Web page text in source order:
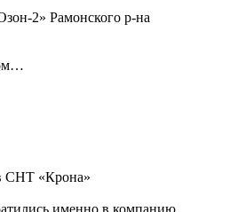
2» Рамонского р-на
СНТ «Крона»